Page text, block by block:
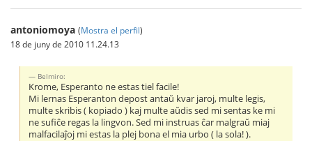
antoniomoya (Mostra el perfil)
18 de juny de 2010 11.24.13
Belmiro:
Krome, Esperanto ne estas tiel facile!
Mi lernas Esperanton depost antaŭ kvar jaroj, multe legis,
multe skribis ( kopiado ) kaj multe aŭdis sed mi sentas ke mi
ne sufiĉe regas la lingvon. Sed mi instruas ĉar malgraŭ miaj
malfacilaĵoj mi estas la plej bona el mia urbo ( la sola! ).